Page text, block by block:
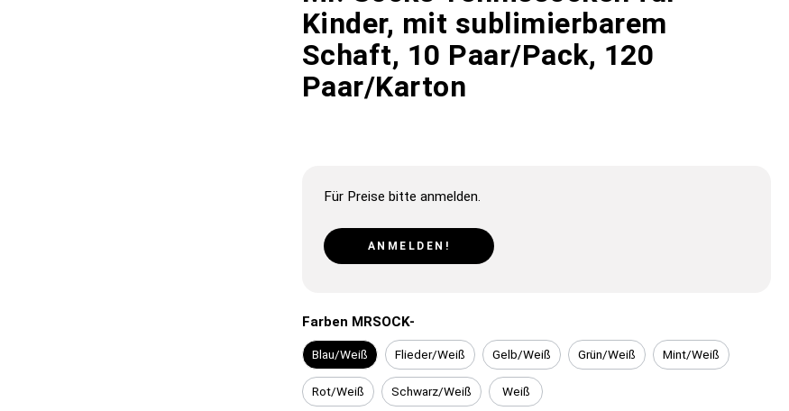
Kinder, mit sublimierbarem
Schaft, 10 Paar/Pack, 120
Paar/Karton
Für Preise bitte anmelden.
ANMELDEN!
Farben MRSOCK-
Blau/Weiß Flieder/Weiß Gelb/Weiß Grün/Weiß Mint/Weiß
Rot/Weiß Schwarz/Weiß Weiß